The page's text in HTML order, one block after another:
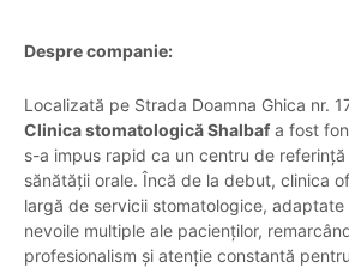
Despre companie:
Localizată pe Strada Doamna Ghica nr.
Clinica stomatologică Shalbaf a fost
s-a impus rapid ca un centru de referință
sănătății orale. Încă de la debut, clinica
largă de servicii stomatologice, adaptate
nevoile multiple ale pacienților,
profesionalism și atenție constantă